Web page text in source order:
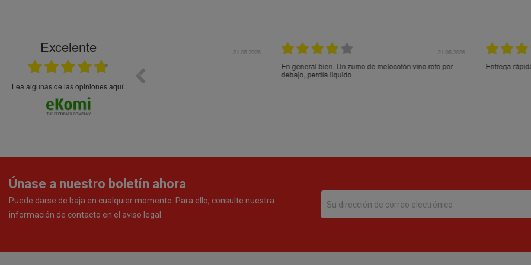
Excelente
Lea algunas de las opiniones aquí.
21.05.2026
En general bien. Un zumo de melocotón vino roto por
Entrega rápida y en perfecto estado, muchas
Únase a nuestro boletín ahora
Puede darse de baja en cualquier momento. Para ello, consulte nuestra
información de contacto en el aviso legal.